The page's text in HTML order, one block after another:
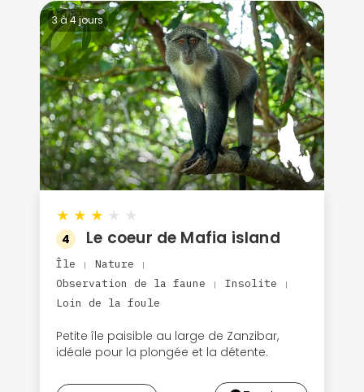
3 à 4 jours
★ ★ ★ ★ ★
4 Le coeur de Mafia island
Île | Nature |
Observation de la faune | Insolite |
Loin de la foule
Petite île paisible au large de Zanzibar,
idéale pour la plongée et la détente.